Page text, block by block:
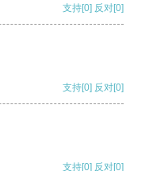
支持[0] 反对[0]
支持[0] 反对[0]
支持[0] 反对[0]